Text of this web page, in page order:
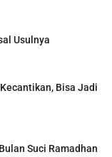
Usulnya
Bisa Jadi
Suci Ramadhan